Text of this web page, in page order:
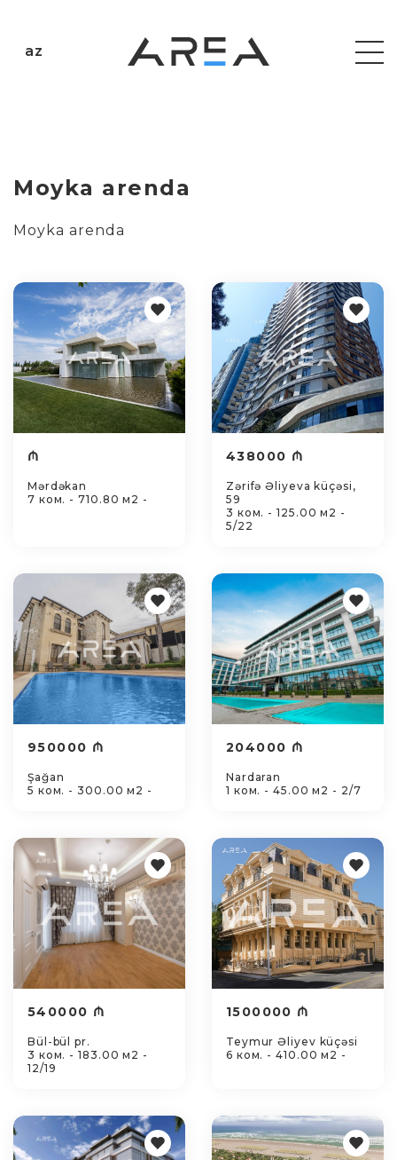
az
Moyka arenda
Moyka arenda
₼
Mərdəkan
7 ком. - 710.80 м2 -
438000 ₼
Zərifə Əliyeva küçəsi,
59
3 ком. - 125.00 м2 -
5/22
950000 ₼
Şağan
5 ком. - 300.00 м2 -
204000 ₼
Nardaran
1 ком. - 45.00 м2 - 2/7
540000 ₼
Bül-bül pr.
3 ком. - 183.00 м2 -
12/19
1500000 ₼
Teymur Əliyev küçəsi
6 ком. - 410.00 м2 -